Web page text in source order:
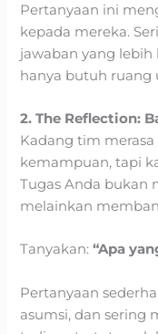
Pertanyaan ini
kepada mereka.
jawaban yang lebih
hanya butuh ruang
2. The Reflection:
Kadang tim
kemampuan, tapi
Tugas Anda bukan
melainkan
Tanyakan:“Apa
Pertanyaan
asumsi, dan sering